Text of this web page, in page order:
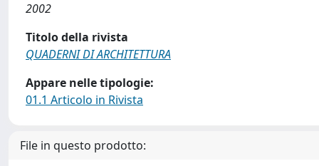
2002
Titolo della rivista
QUADERNI DI ARCHITETTURA
Appare nelle tipologie:
01.1 Articolo in Rivista
File in questo prodotto: